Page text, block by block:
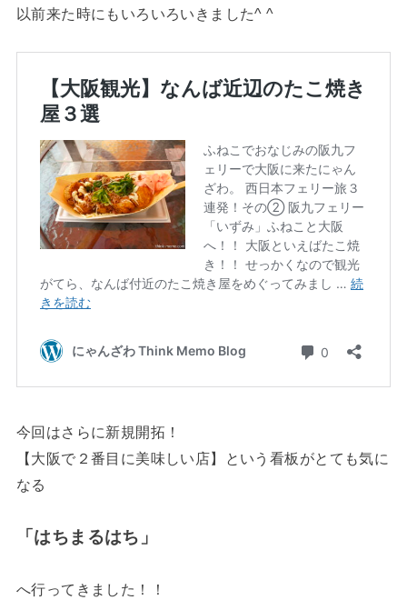
以前来た時にもいろいろいきました^ ^
今回はさらに新規開拓！
【大阪で２番目に美味しい店】という看板がとても気に
なる
「はちまるはち」
へ行ってきました！！